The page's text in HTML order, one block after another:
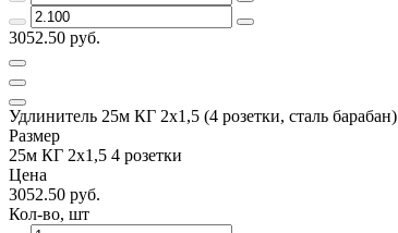
3052.50 руб.
Удлинитель 25м КГ 2х1,5 (4 розетки, сталь барабан)
Размер
25м КГ 2х1,5 4 розетки
Цена
3052.50 руб.
Кол-во, шт